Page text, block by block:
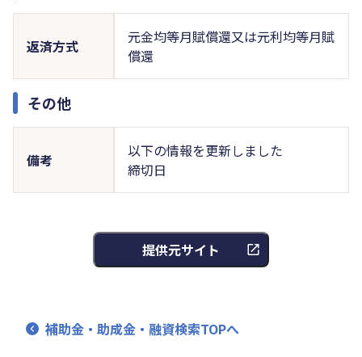
返済方式
元金均等月賦償還又は元利均等月賦
償還
その他
備考
以下の情報を更新しました
締切日
提供元サイト
補助金・助成金・融資検索TOPへ